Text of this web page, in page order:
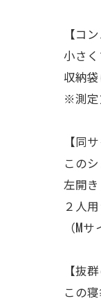
【コ
小さ
収納
※測定
【同
この
左開
２人
（M
【抜
この